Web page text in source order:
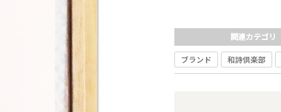
関連カテゴリ
ブランド 和詩倶楽部